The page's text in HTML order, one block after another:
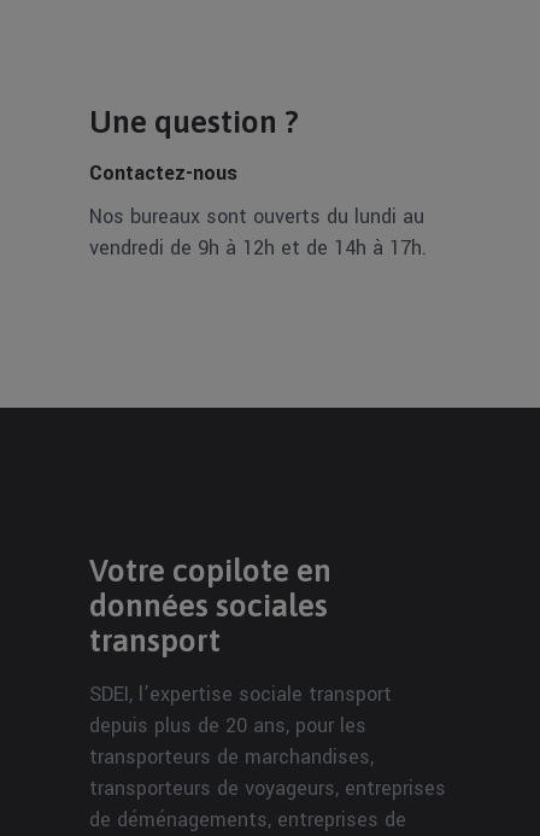
Une question ?
Contactez-nous
Nos bureaux sont ouverts du lundi au
vendredi de 9h à 12h et de 14h à 17h.
Votre copilote en
données sociales
transport
SDEI, l’expertise sociale transport
depuis plus de 20 ans, pour les
transporteurs de marchandises,
transporteurs de voyageurs, entreprises
de déménagements, entreprises de